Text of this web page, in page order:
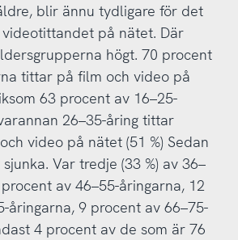
blir ännu tydligare för det
på nätet. Där
högt. 70 procent
tittar på film och video på
63 procent av 16–25-
26–35-åring tittar
video på nätet (51 %) Sedan
Var tredje (33 %) av 36–
av 46–55-åringarna, 12
åringarna, 9 procent av 66–75-
4 procent av de som är 76